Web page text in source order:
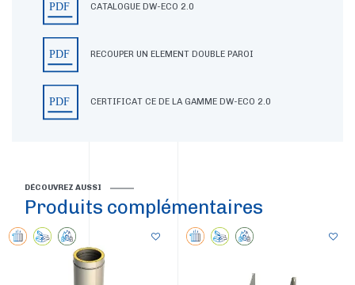
CATALOGUE DW-ECO 2.0
RECOUPER UN ELEMENT DOUBLE PAROI
CERTIFICAT CE DE LA GAMME DW-ECO 2.0
DÉCOUVREZ AUSSI
Produits complémentaires